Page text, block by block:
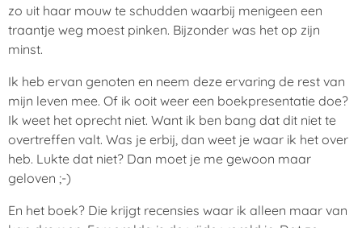
zo uit haar mouw te schudden waarbij menigeen een
traantje weg moest pinken. Bijzonder was het op zijn
minst.
Ik heb ervan genoten en neem deze ervaring de rest van
mijn leven mee. Of ik ooit weer een boekpresentatie doe?
Ik weet het oprecht niet. Want ik ben bang dat dit niet te
overtreffen valt. Was je erbij, dan weet je waar ik het over
heb. Lukte dat niet? Dan moet je me gewoon maar
geloven ;-)
En het boek? Die krijgt recensies waar ik alleen maar van